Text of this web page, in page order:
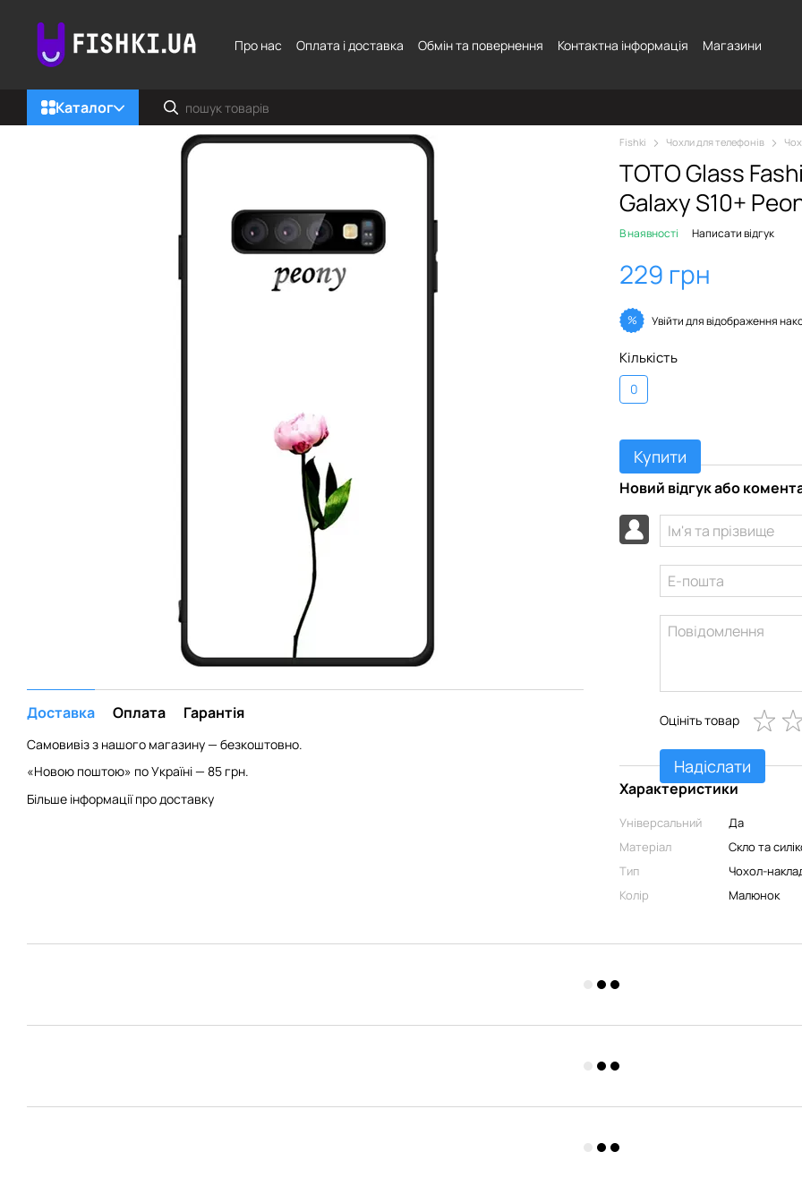
Про нас
Оплата і доставка Обмін та повернення Контактна інформація Магазини
Каталог
Доставка Оплата Гарантія
Самовивіз з нашого магазину — безкоштовно.
«Новою поштою» по Україні — 85 грн.
Більше інформації про доставку
Fishki Чохли для телефонів
TOTO Glass
Galaxy S10+
В наявності Написати відгук
229 грн
% Увійтидля відображення
Кількість
0
Купити
Новий відгук або
Оцініть товар
Надіслати
Характеристики
Універсальний
Да
Матеріал
Скло та
Тип
Чохол-
Колір
Малюнок